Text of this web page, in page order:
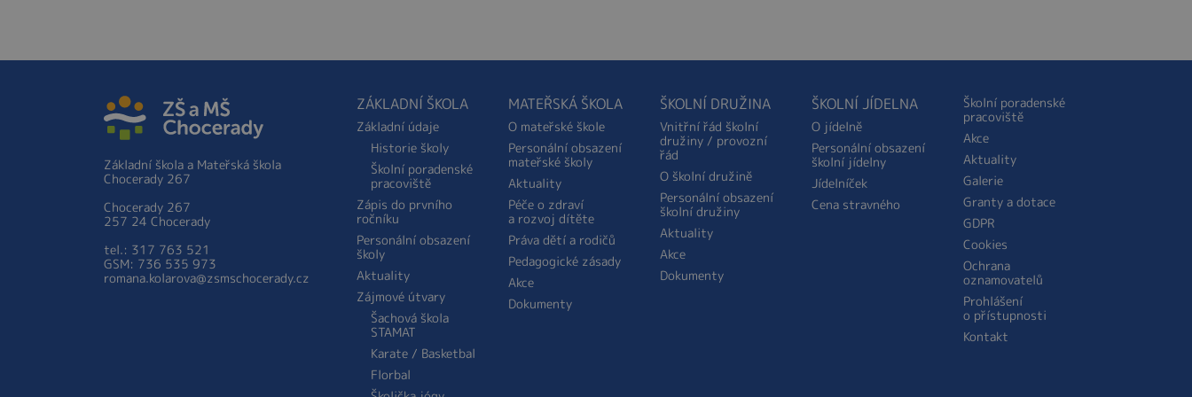
Základní škola a Mateřská škola
Chocerady 267
Chocerady 267
257 24 Chocerady
tel.: 317 763 521
GSM: 736 535 973
romana.kolarova@zsmschocerady.cz
ZÁKLADNÍ ŠKOLA
Základní údaje
Historie školy
Školní poradenské
pracoviště
Zápis do prvního
ročníku
Personální obsazení
školy
Aktuality
Zájmové útvary
Šachová škola
STAMAT
Karate / Basketbal
Florbal
MATEŘSKÁ ŠKOLA
O mateřské škole
Personální obsazení
mateřské školy
Aktuality
Péče o zdraví
a rozvoj dítěte
Práva dětí a rodičů
Pedagogické zásady
Akce
Dokumenty
ŠKOLNÍ DRUŽINA
Vnitřní řád školní
družiny / provozní
řád
O školní družině
Personální obsazení
školní družiny
Aktuality
Akce
Dokumenty
ŠKOLNÍ JÍDELNA
O jídelně
Personální obsazení
školní jídelny
Jídelníček
Cena stravného
Školní poradenské
pracoviště
Akce
Aktuality
Galerie
Granty a dotace
GDPR
Cookies
Ochrana
oznamovatelů
Prohlášení
o přístupnosti
Kontakt